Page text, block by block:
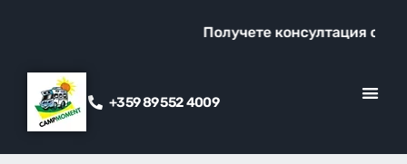
Получете консултация от
+359 89 552 4009